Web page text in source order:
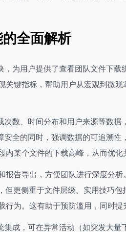
全面解析
，为用户提供了查看团队文件下
关键指标，帮助用户从宏观到微
次数、时间分布和用户来源等数
全的同时，强调数据的可追溯
某个文件的下载高峰，从而优化
报告导出，方便团队进行深度分
但更侧重于文件层级。实用技巧
行为。这有助于预防滥用，同时提
集成，可在异常活动（如突发大